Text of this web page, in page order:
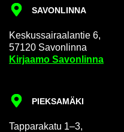
SA­VON­LIN­NA
Kes­kus­sai­raa­lan­tie 6,
57120 Sa­von­lin­na
Kir­jaa­mo Sa­von­lin­na
PIEK­SA­MÄ­KI
Tap­pa­ra­ka­tu 1–3,